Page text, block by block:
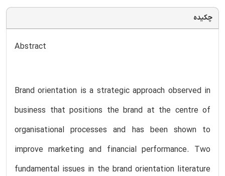
چکیده
Abstract
Brand orientation is a strategic approach observed in
business that positions the brand at the centre of
organisational processes and has been shown to
improve marketing and financial performance. Two
fundamental issues in the brand orientation literature